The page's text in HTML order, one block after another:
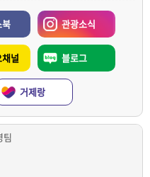
관광소식
널 블로그
거제랑
팀